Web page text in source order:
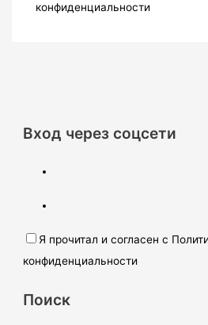
конфиденциальности
Вход через соцсети
Я прочитал и согласен с
конфиденциальности
Поиск